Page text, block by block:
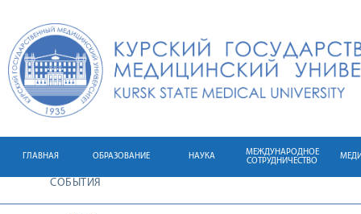
ГЛАВНАЯ ОБРАЗОВАНИЕ НАУКА
МЕЖДУНАРОДНОЕ
СОТРУДНИЧЕСТВО
СОБЫТИЯ